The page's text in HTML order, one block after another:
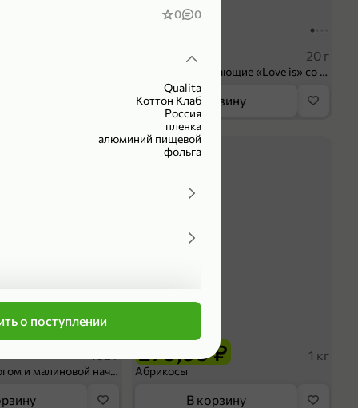
0 0
Qualita
Коттон Клаб
Россия
пленка
алюминий пищевой
фольга
о поступлении
83,99 ₽ 20 г
Конфеты освежающие «Love is» со вкусом морской соли и маракуйи, 20 г
В корзину
Шосон с творогом и малиновой начинкой, 102 г
279,99 ₽ 1 кг
Абрикосы
4,2
В корзину